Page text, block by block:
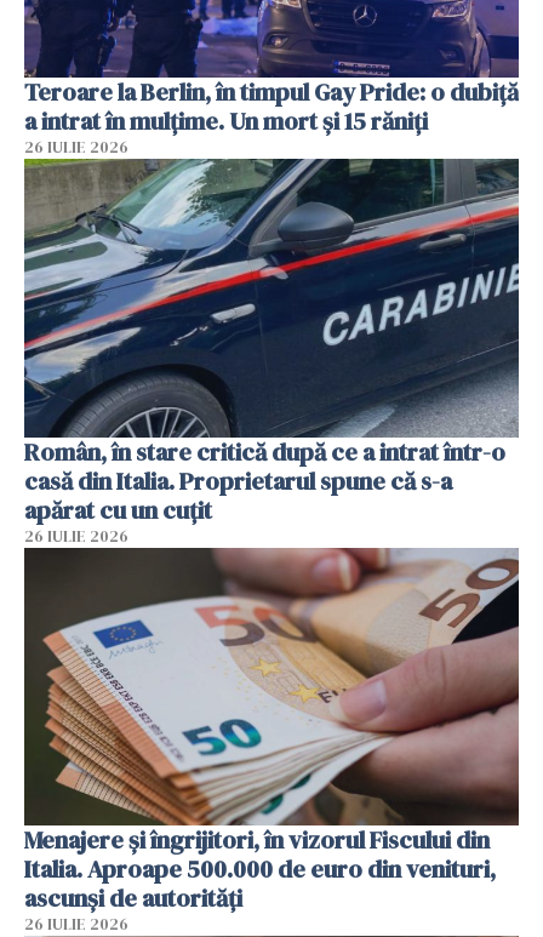
Teroare la Berlin, în timpul Gay Pride: o dubiță
a intrat în mulțime. Un mort și 15 răniți
26 IULIE 2026
Român, în stare critică după ce a intrat într-o
casă din Italia. Proprietarul spune că s-a
apărat cu un cuțit
26 IULIE 2026
Menajere și îngrijitori, în vizorul Fiscului din
Italia. Aproape 500.000 de euro din venituri,
ascunși de autorități
26 IULIE 2026